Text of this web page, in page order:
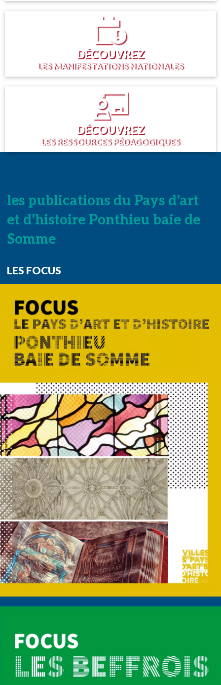
DÉCOUVREZ
LES MANIFESTATIONS NATIONALES
DÉCOUVREZ
LES RESSOURCES PÉDAGOGIQUES
les publications du Pays d'art
et d'histoire Ponthieu baie de
Somme
LES FOCUS